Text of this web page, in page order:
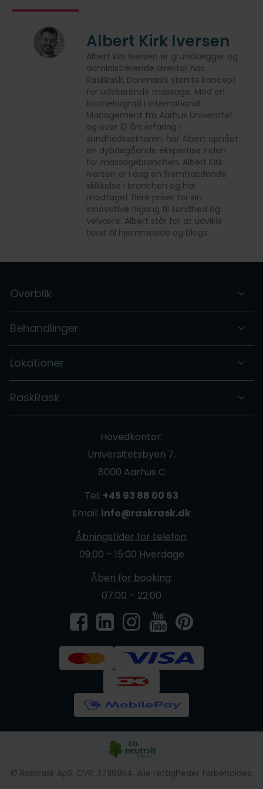
Albert Kirk Iversen
Albert Kirk Iversen er grundlægger og
administrerende direktør hos
RaskRask, Danmarks største koncept
for udekørende massage. Med en
bachelorgrad i International
Management fra Aarhus Universitet
og over 10 års erfaring i
sundhedssektoren, har Albert opnået
en dybdegående ekspertise inden
for massagebranchen. Albert Kirk
Iversen er i dag en fremtrædende
skikkelse i branchen og har
modtaget flere priser for sin
innovative tilgang til sundhed og
velvære. Albert står for at udvikle
tekst til hjemmeside og blogs.
Overblik
Behandlinger
Lokationer
RaskRask
Hovedkontor:
Universitetsbyen 7,
8000 Aarhus C
Tel: +45 93 88 00 63
Email: info@raskrask.dk
Åbningstider for telefon:
09:00 – 15:00 Hverdage
Åben for booking:
07:00 – 22:00
© Raskrask ApS. CVR: 37119954. Alle rettigheder forbeholdes.